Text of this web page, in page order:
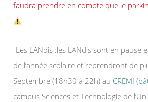
faudra prendre en compte que le
-Les LANdis :les LANdis sont en pause
de l’année scolaire et reprendront de
Septembre (18h30 à 22h) au CREMI
campus Sciences et Technologie de